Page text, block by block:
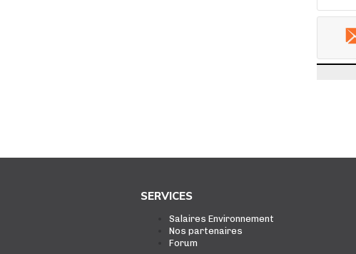
SERVICES
Salaires Environnement
Nos partenaires
Forum